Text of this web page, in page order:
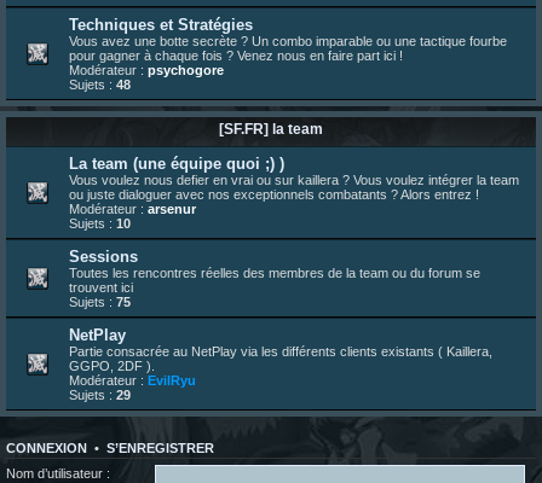
22 juin 12:27¦indy:Yo !
22 juin 08:49¦veja:Yo
Techniques et Stratégies
Vous avez une botte secrète ? Un combo imparable ou une tactique fourbe
pour gagner à chaque fois ? Venez nous en faire part ici !
Modérateur : psychogore
Sujets : 48
[SF.FR] la team
La team (une équipe quoi ;) )
Vous voulez nous defier en vrai ou sur kaillera ? Vous voulez intégrer la team
ou juste dialoguer avec nos exceptionnels combatants ? Alors entrez !
Modérateur : arsenur
Sujets : 10
Sessions
Toutes les rencontres réelles des membres de la team ou du forum se
trouvent ici
Sujets : 75
NetPlay
Partie consacrée au NetPlay via les différents clients existants ( Kaillera,
GGPO, 2DF ).
Modérateur : EvilRyu
Sujets : 29
CONNEXION • S’ENREGISTRER
Nom d’utilisateur :